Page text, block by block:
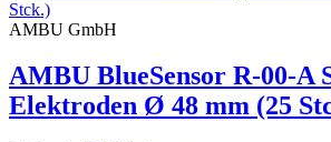
AMBU GmbH
AMBU BlueSensor R-00-A
Elektroden Ø 48 mm (25